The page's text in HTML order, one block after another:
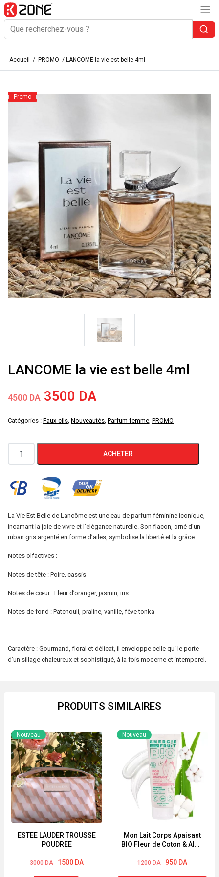
Accueil / PROMO / LANCOME la vie est belle 4ml
Promo
LANCOME la vie est belle 4ml
4500DA Le
prix
initial
était :
4500 DA.
3500 DALe
prix
actuel
est :
3500 DA.
Catégories : Faux-cils, Nouveautés, Parfum femme, PROMO
quantité
de
la
est
belle
4ml
ACHETER
La Vie Est Belle de Lancôme est une eau de parfum féminine iconique,
incarnant la joie de vivre et l’élégance naturelle. Son flacon, orné d’un
ruban gris argenté en forme d’ailes, symbolise la liberté et la grâce.
Notes olfactives :
Notes de tête : Poire, cassis
Notes de cœur : Fleur d’oranger, jasmin, iris
Notes de fond : Patchouli, praline, vanille, fève tonka
Caractère : Gourmand, floral et délicat, il enveloppe celle qui le porte
d’un sillage chaleureux et sophistiqué, à la fois moderne et intemporel.
PRODUITS SIMILAIRES
ESTEE LAUDER TROUSSE
POUDREE
Nouveau
3000DA
Le
1500 DA
Le
Mon Lait Corps Apaisant
BIO Fleur de Coton & Aloe
200ml
Nouveau
1200DA
Le
950 DA
Le